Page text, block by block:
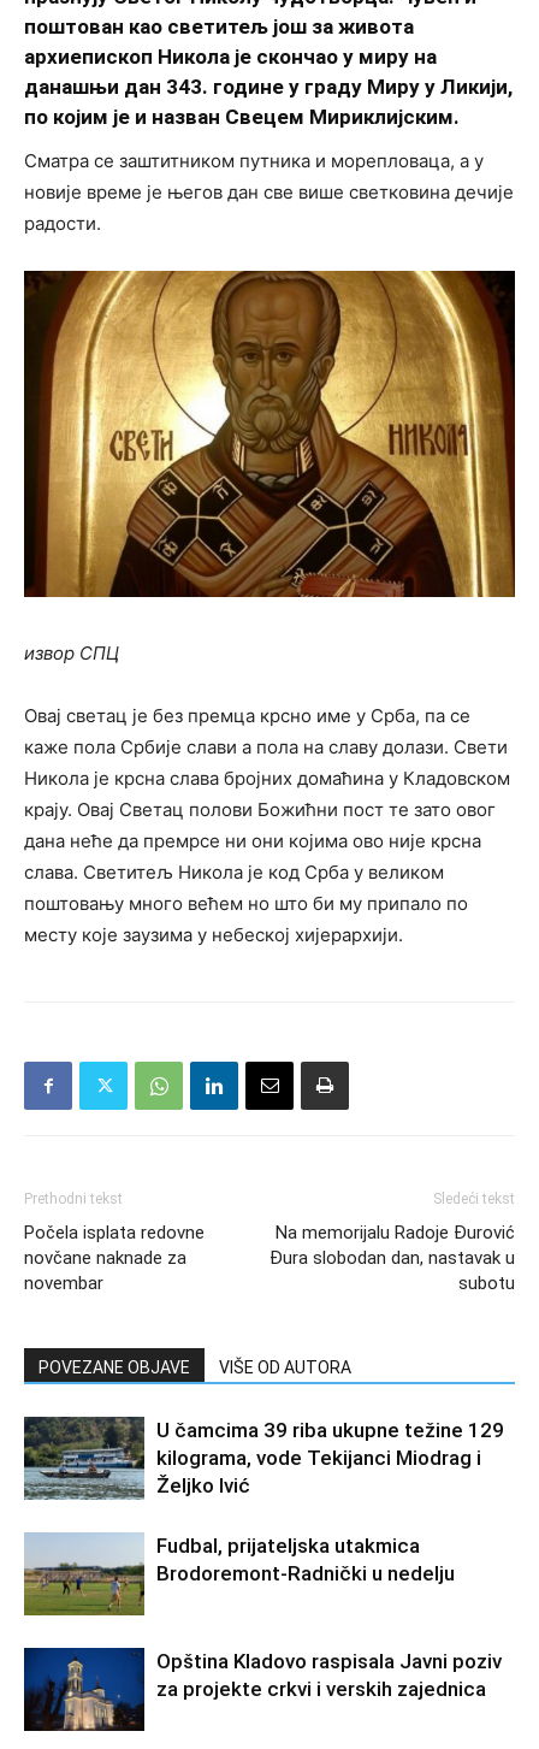
поштован као светитељ још за живота
архиепископ Никола је скончао у миру на
данашњи дан 343. године у граду Миру у Ликији,
по којим је и назван Свецем Мириклијским.
Сматра се заштитником путника и морепловаца, а у
новије време је његов дан све више светковина дечије
радости.
извор СПЦ
Овај светац је без премца крсно име у Срба, па се
каже пола Србије слави а пола на славу долази. Свети
Никола је крсна слава бројних домаћина у Кладовском
крају. Овај Светац полови Божићни пост те зато овог
дана неће да премрсе ни они којима ово није крсна
слава. Светитељ Никола је код Срба у великом
поштовању много већем но што би му припало по
месту које заузима у небеској хијерархији.
Prethodni tekst
Počela isplata redovne
novčane naknade za
novembar
Sledeći tekst
Na memorijalu Radoje Đurović
Đura slobodan dan, nastavak u
subotu
POVEZANE OBJAVE VIŠE OD AUTORA
U čamcima 39 riba ukupne težine 129
kilograma, vode Tekijanci Miodrag i
Željko Ivić
Fudbal, prijateljska utakmica
Brodoremont-Radnički u nedelju
Opština Kladovo raspisala Javni poziv
za projekte crkvi i verskih zajednica